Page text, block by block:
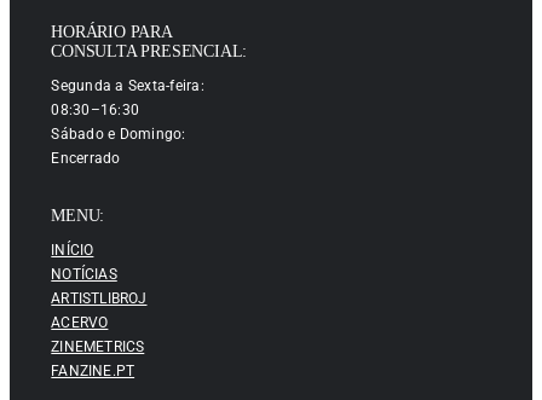
HORÁRIO PARA
CONSULTA PRESENCIAL:
Segunda a Sexta-feira:
08:30–16:30
Sábado e Domingo:
Encerrado
MENU:
INÍCIO
NOTÍCIAS
ARTISTLIBROJ
ACERVO
ZINEMETRICS
FANZINE.PT